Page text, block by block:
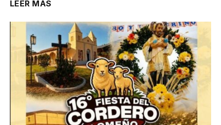
LEER MÁS